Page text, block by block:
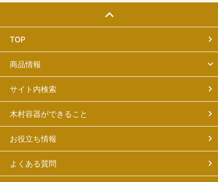
TOP
商品情報
サイト内検索
木村容器ができること
お役立ち情報
よくある質問